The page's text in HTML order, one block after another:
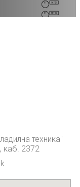
техника"
каб. 2372